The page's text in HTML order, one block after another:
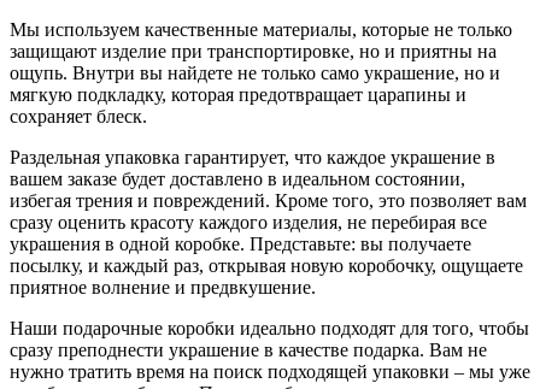
Мы используем качественные материалы, которые не только
защищают изделие при транспортировке, но и приятны на
ощупь. Внутри вы найдете не только само украшение, но и
мягкую подкладку, которая предотвращает царапины и
сохраняет блеск.
Раздельная упаковка гарантирует, что каждое украшение в
вашем заказе будет доставлено в идеальном состоянии,
избегая трения и повреждений. Кроме того, это позволяет вам
сразу оценить красоту каждого изделия, не перебирая все
украшения в одной коробке. Представьте: вы получаете
посылку, и каждый раз, открывая новую коробочку, ощущаете
приятное волнение и предвкушение.
Наши подарочные коробки идеально подходят для того, чтобы
сразу преподнести украшение в качестве подарка. Вам не
нужно тратить время на поиск подходящей упаковки – мы уже